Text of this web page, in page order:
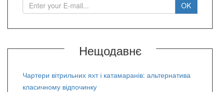
Нещодавнє
Чартери вітрильних яхт і катамаранів: альтернатива
класичному відпочинку